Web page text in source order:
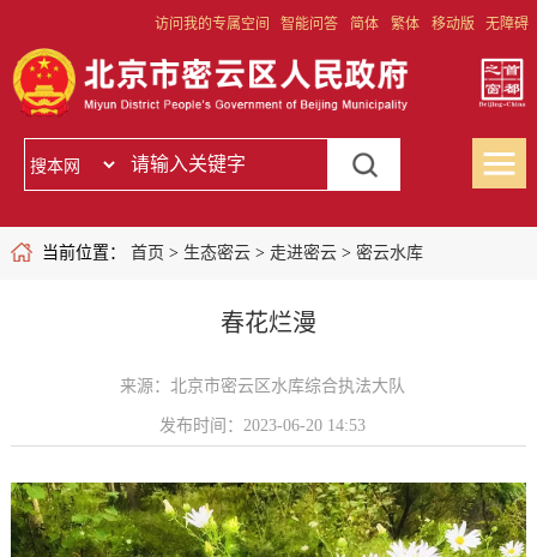
访问我的专属空间 智能问答 简体 繁体 移动版 无障碍
当前位置： 首页 > 生态密云> 走进密云> 密云水库
春花烂漫
来源：北京市密云区水库综合执法大队
发布时间：2023-06-20 14:53